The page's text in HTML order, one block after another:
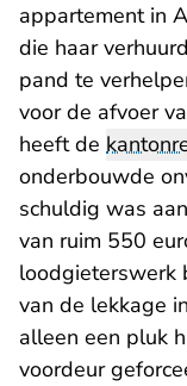
appartement in
die haar
pand te
voor de afvoer
heeft de
onderbouwde
schuldig was
van ruim 550
loodgieterswerk
van de lekkage
alleen een pluk
voordeur